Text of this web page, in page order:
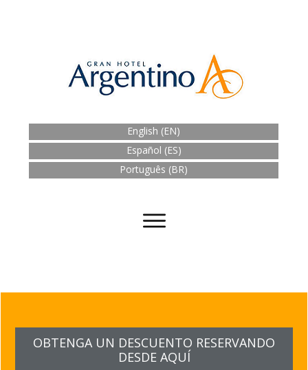
English (EN)
Español (ES)
Português (BR)
OBTENGA UN DESCUENTO RESERVANDO
DESDE AQUÍ